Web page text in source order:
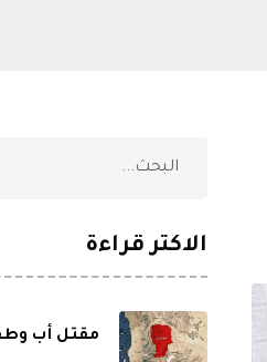
الاكثر قراءة
مقتل أب